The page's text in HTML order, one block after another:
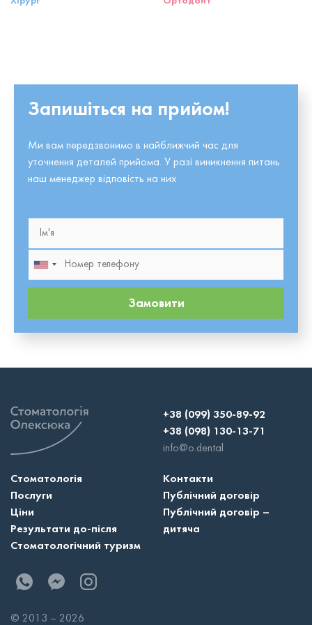
Запишіться на прийом!
Ми вам передзвонимо в найближчий час для
уточнення деталей прийома. У разі виникнення питань
наш менеджер відповість на них
Замовити
+38 (099) 350-89-92
+38 (098) 130-13-71
info@o.dental
Стоматологія
Послуги
Ціни
Результати до-після
Стоматологічний туризм
Контакти
Публічний договір
Публічний договір –
дитяча
© 2013 – 2026